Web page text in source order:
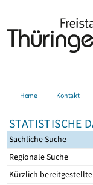
Home Kontakt
STATISTISCHE
Sachliche Suche
Regionale Suche
Kürzlich